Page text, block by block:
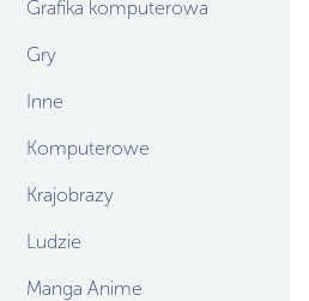
Grafika komputerowa
Gry
Inne
Komputerowe
Krajobrazy
Ludzie
Manga Anime